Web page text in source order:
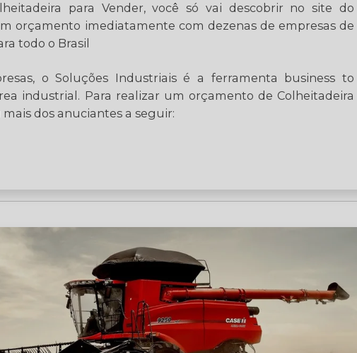
para Vender, você só vai descobrir no site do
orçamento imediatamente com dezenas de empresas de
todo o Brasil
o Soluções Industriais é a ferramenta business to
industrial. Para realizar um orçamento de Colheitadeira
dos anuciantes a seguir: